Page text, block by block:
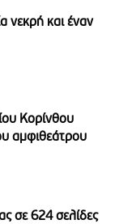
νεκρή και έναν
Κορίνθου
αμφιθεάτρου
σε 624 σελίδες